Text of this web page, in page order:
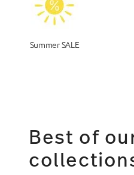
Summer SALE
Best of